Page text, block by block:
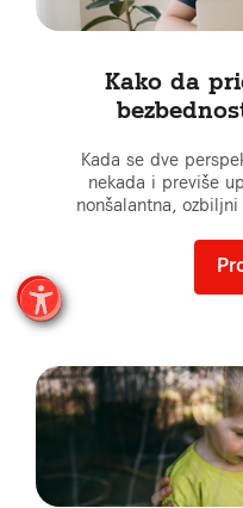
Kako da
Kada se dve
nekada i previše
nonšalantna,